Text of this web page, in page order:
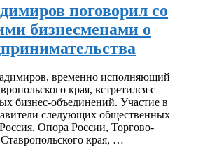
поговорил со
бизнесменами о
временно исполняющий
края, встретился с
бизнес-объединений. Участие в
следующих общественных
Опора России, Торгово-
края, …